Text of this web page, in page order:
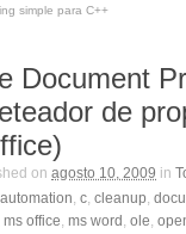
simple para C++
Document
de
on agosto 10, 2009 in
automation, c, cleanup,
ms office, ms word , ole,